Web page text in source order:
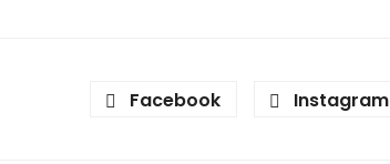
Facebook Instagram